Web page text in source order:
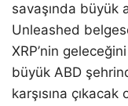
savaşında büyük
Unleashed
XRP’nin
büyük ABD
karşısına